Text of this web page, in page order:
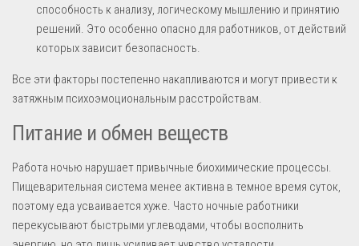
способность к анализу, логическому мышлению и принятию
решений. Это особенно опасно для работников, от действий
которых зависит безопасность.
Все эти факторы постепенно накапливаются и могут привести к
затяжным психоэмоциональным расстройствам.
Питание и обмен веществ
Работа ночью нарушает привычные биохимические процессы.
Пищеварительная система менее активна в темное время суток,
поэтому еда усваивается хуже. Часто ночные работники
перекусывают быстрыми углеводами, чтобы восполнить